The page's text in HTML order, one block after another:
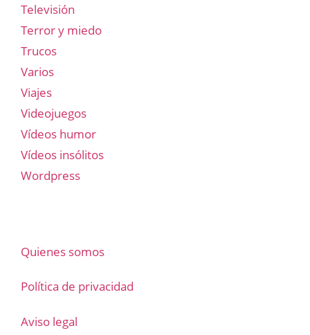
Televisión
Terror y miedo
Trucos
Varios
Viajes
Videojuegos
Vídeos humor
Vídeos insólitos
Wordpress
Quienes somos
Política de privacidad
Aviso legal